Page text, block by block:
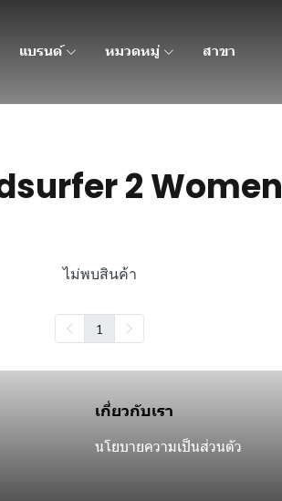
แบรนด์ หมวดหมู่ สาขา
2 Women
ไม่พบสินค้า
1
เกี่ยวกับเรา
นโยบายความเป็นส่วนตัว